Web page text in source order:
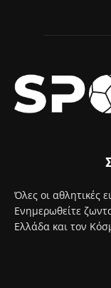
Όλες οι αθλητικές
Ενημερωθείτε
Ελλάδα και τον